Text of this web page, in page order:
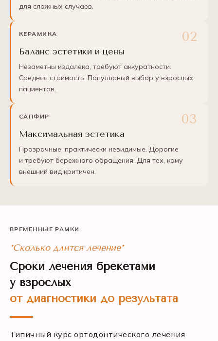
для сложных случаев.
КЕРАМИКА
Баланс эстетики и цены
Незаметны издалека, требуют аккуратности.
Средняя стоимость. Популярный выбор у взрослых
пациентов.
САПФИР
Максимальная эстетика
Прозрачные, практически невидимые. Дорогие
и требуют бережного обращения. Для тех, кому
внешний вид критичен.
ВРЕМЕННЫЕ РАМКИ
*Сколько длится лечение*
Сроки лечения брекетами
у взрослых
от диагностики до результата
Типичный курс ортодонтического лечения